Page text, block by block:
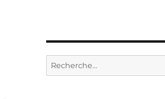
Recherche
pour :